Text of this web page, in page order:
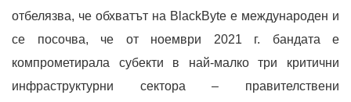
отбелязва, че обхватът на BlackByte е международен и
се посочва, че от ноември 2021 г. бандата е
компрометирала субекти в най-малко три критични
инфраструктурни сектора – правителствени